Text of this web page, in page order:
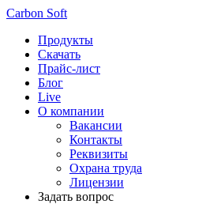
Carbon Soft
Продукты
Скачать
Прайс-лист
Блог
Live
О компании
Вакансии
Контакты
Реквизиты
Охрана труда
Лицензии
Задать вопрос